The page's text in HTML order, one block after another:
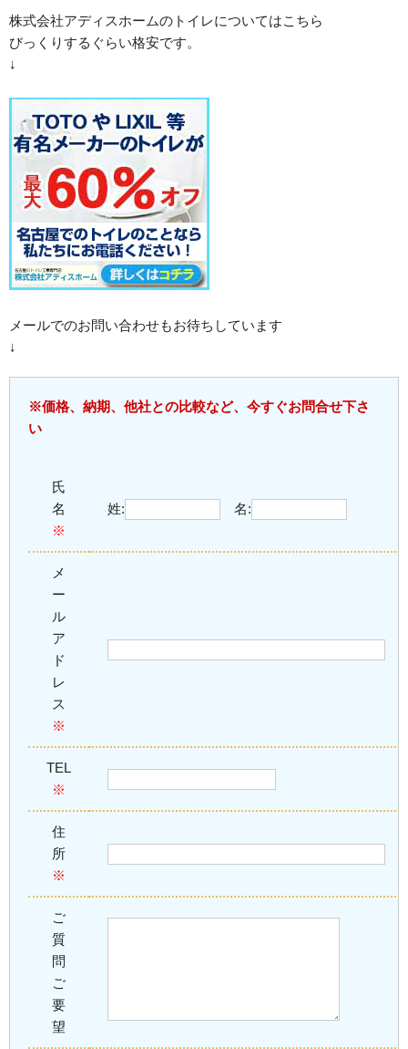
株式会社アディスホームのトイレについてはこちら
びっくりするぐらい格安です。
↓
メールでのお問い合わせもお待ちしています
↓
※価格、納期、他社との比較など、今すぐお問合せ下さ
い
氏
名
※
姓: 名:
メ
ー
ル
ア
ド
レ
ス
※
TEL
※
住
所
※
ご
質
問
ご
要
望